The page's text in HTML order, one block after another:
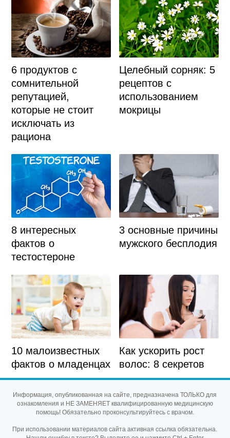
6 продуктов с
сомнительной
репутацией,
которые не стоит
исключать из
рациона
Целебный сорняк: 5
рецептов с
использованием
мокрицы
8 интересных
фактов о
тестостероне
3 основные причины
мужского бесплодия
10 малоизвестных
фактов о младенцах
Как ускорить рост
волос: 8 секретов
Информация, опубликованная на сайте, предназначена ТОЛЬКО для
ознакомления и НЕ ЗАМЕНЯЕТ квалифицированную медицинскую
помощь! Обязательно проконсультируйтесь с врачом.
При использовании материалов сайта активная ссылка обязательна.